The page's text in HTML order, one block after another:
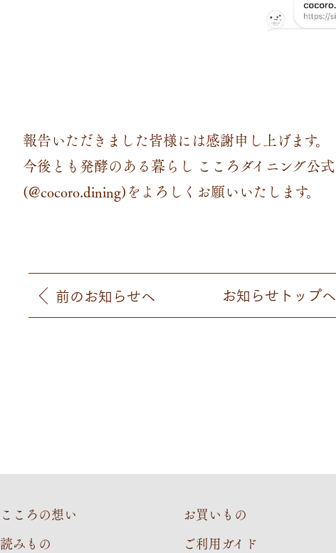
報告いただきました皆様には感謝申し上げます。
今後とも発酵のある暮らし こころダイニング公式
(@cocoro.dining)をよろしくお願いいたします。
前のお知らせへ お知らせ トップへ
こころの想い
読みもの
お買いもの
ご利用ガイド